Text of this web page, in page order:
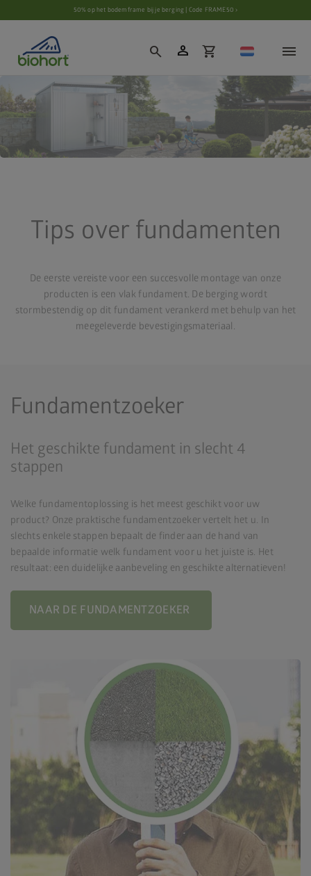
Cookie-instellingen50% op het bodemframe bij je berging | Code FRAME50 ›
search person shopping_cart
Tips over fundamenten
De eerste vereiste voor een succesvolle montage van onze
producten is een vlak fundament. De berging wordt
stormbestendig op dit fundament verankerd met behulp van het
meegeleverde bevestigingsmateriaal.
Fundamentzoeker
Het geschikte fundament in slecht 4
stappen
Welke fundamentoplossing is het meest geschikt voor uw
product? Onze praktische fundamentzoeker vertelt het u. In
slechts enkele stappen bepaalt de finder aan de hand van
bepaalde informatie welk fundament voor u het juiste is. Het
resultaat: een duidelijke aanbeveling en geschikte alternatieven!
NAAR DE FUNDAMENTZOEKER